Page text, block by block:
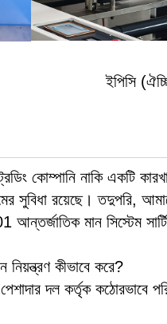
ইপিসি
কোম্পানি নাকি একটি
সুবিধা রয়েছে। তদুপরি,
মান সিস্টেম
কীভাবে করে?
দল কর্তৃক কঠোরভাবে